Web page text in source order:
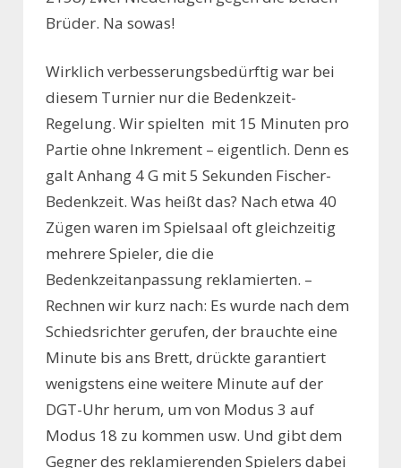
Brüder. Na sowas!
Wirklich verbesserungsbedürftig war bei
diesem Turnier nur die Bedenkzeit-
Regelung. Wir spielten mit 15 Minuten pro
Partie ohne Inkrement – eigentlich. Denn es
galt Anhang 4 G mit 5 Sekunden Fischer-
Bedenkzeit. Was heißt das? Nach etwa 40
Zügen waren im Spielsaal oft gleichzeitig
mehrere Spieler, die die
Bedenkzeitanpassung reklamierten. –
Rechnen wir kurz nach: Es wurde nach dem
Schiedsrichter gerufen, der brauchte eine
Minute bis ans Brett, drückte garantiert
wenigstens eine weitere Minute auf der
DGT-Uhr herum, um von Modus 3 auf
Modus 18 zu kommen usw. Und gibt dem
Gegner des reklamierenden Spielers dabei